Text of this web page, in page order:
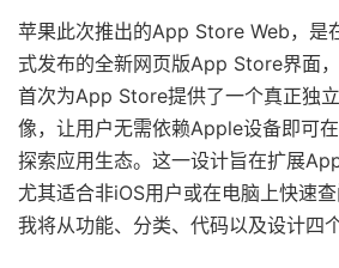
苹果此次推出的App Store Web，是
式发布的全新网页版App Store界面
首次为App Store提供了一个真正独
像，让用户无需依赖Apple设备即可
探索应用生态。这一设计旨在扩展
尤其适合非iOS用户或在电脑上快速查
我将从功能、分类、代码以及设计四